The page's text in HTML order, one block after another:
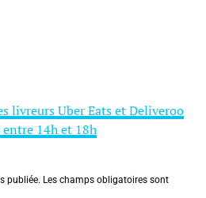
livreurs Uber Eats et Deliveroo
14h et 18h
publiée. Les champs obligatoires sont